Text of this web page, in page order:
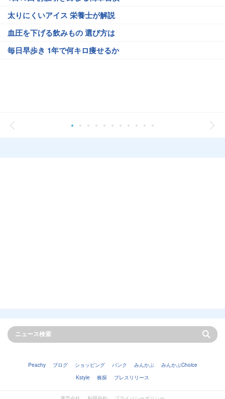
太りにくいアイス 栄養士が解説
血圧を下げる飲みもの 選び方は
毎日早歩き 1年で何キロ痩せるか
Peachy ブログ ショッピング バンク みんかぶ
みんかぶChoice
Kstyle
株探 プレスリリース